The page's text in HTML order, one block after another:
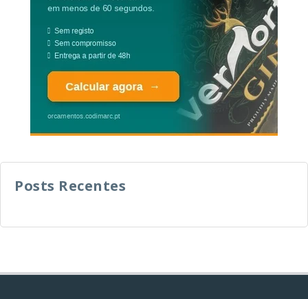
Posts Recentes